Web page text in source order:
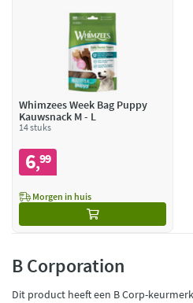
Whimzees Week Bag Puppy
Kauwsnack M - L
14 stuks
6,99
Morgen in huis
B Corporation
Dit product heeft een B Corp-